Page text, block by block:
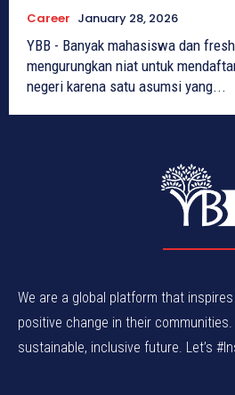
Career January 28, 2026
YBB - Banyak mahasiswa dan
mengurungkan niat untuk
negeri karena satu asumsi yang...
We are a global platform that
positive change in their
sustainable, inclusive future. Let’s